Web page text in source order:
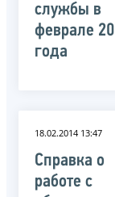
службы в
феврале
года
18.02.2014 13:47
Справка о
работе с